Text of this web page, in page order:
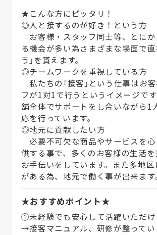
★こんな方にピッタリ！
◎人と接するのが好き！という方
お客様・スタッフ同士等、とに
る機会が多い為さまざまな場面で直
う」を貰えます。
◎チームワークを重視している方
私たちの「接客」という仕事はお
フが1対1で行うというイメージで
舗全体でサポートをし合いながら1
応を行っています。
◎地元に貢献したい方
必要不可欠な商品やサービスを
供する事で、多くのお客様の生活
お手伝いをしています。また多地
がある為、地元で働く事が出来ます
★おすすめポイント★
①未経験でも安心して活躍いただけ
→接客マニュアル、研修が整ってい